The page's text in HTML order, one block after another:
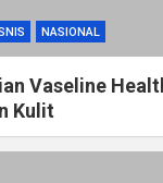
NASIONAL
Vaseline
Kulit